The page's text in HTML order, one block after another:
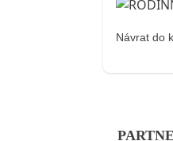
Návrat do